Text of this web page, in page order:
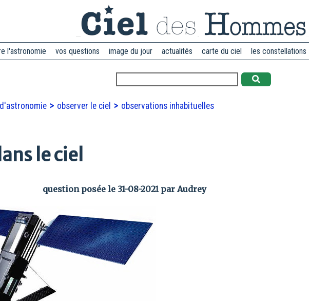
l'astronomie vos questions image du jour actualités carte du ciel les constellations
observer le ciel observations inhabituelles
le ciel
question posée le 31-08-2021 par Audrey